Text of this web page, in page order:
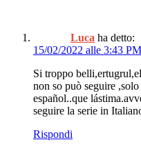
Luca ha detto:
15/02/2022 alle 3:43 PM
Si troppo
non so può seguire
español..que
seguire la serie in
Rispondi